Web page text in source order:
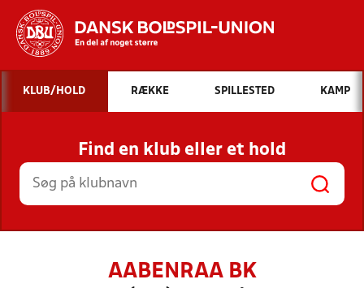
Hvad vil du søge efter?
INDHOLD OG NYHEDER
STILLINGER, RESULTATER, KLUBBER OG
HOLD
KLUB/HOLD RÆKKE SPILLESTED KAMP
Find en klub eller et hold
AABENRAA BK